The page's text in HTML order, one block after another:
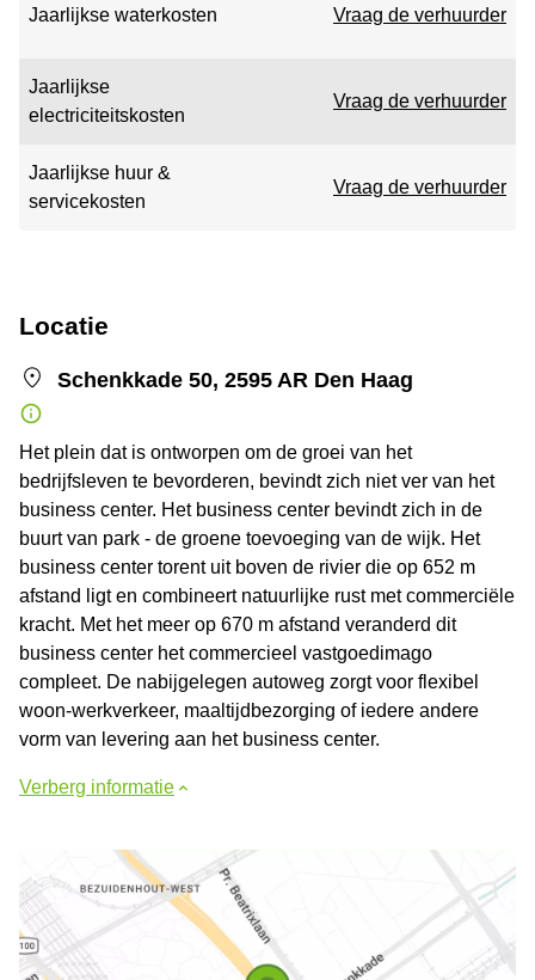
Jaarlijkse waterkosten Vraag de verhuurder
Jaarlijkse
electriciteitskosten
Vraag de verhuurder
Jaarlijkse huur &
servicekosten
Vraag de verhuurder
Locatie
Schenkkade 50, 2595 AR Den Haag
Het plein dat is ontworpen om de groei van het
bedrijfsleven te bevorderen, bevindt zich niet ver van het
business center. Het business center bevindt zich in de
buurt van park - de groene toevoeging van de wijk. Het
business center torent uit boven de rivier die op 652 m
afstand ligt en combineert natuurlijke rust met commerciële
kracht. Met het meer op 670 m afstand veranderd dit
business center het commercieel vastgoedimago
compleet. De nabijgelegen autoweg zorgt voor flexibel
woon-werkverkeer, maaltijdbezorging of iedere andere
vorm van levering aan het business center.
Verberg informatie